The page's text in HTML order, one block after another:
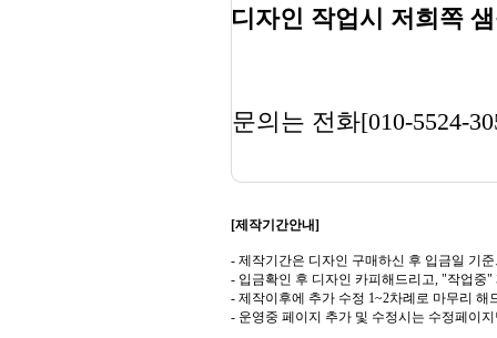
디자인 작업시 저희쪽
문의는 전화[010-5524-
[제작기간안내]
- 제작기간은 디자인 구매하신 후 입금일 기
- 입금확인 후 디자인 카피해드리고, "작업중
- 제작이후에 추가 수정 1~2차례로 마무리 해
- 운영중 페이지 추가 및 수정시는 수정페이